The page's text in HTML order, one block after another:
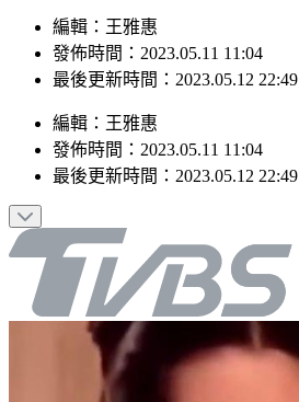
編輯：王雅惠
發佈時間：2023.05.11 11:04
最後更新時間：2023.05.12 22:49
編輯 ： 王雅惠
發佈時間： 2023.05.11 11:04
最後更新時間： 2023.05.12 22:49